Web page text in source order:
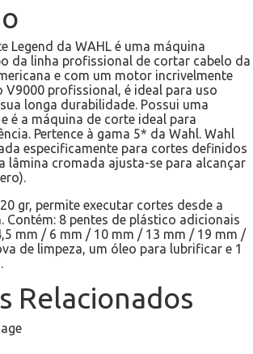
Legend da WAHL é uma máquina
da linha profissional de cortar cabelo da
e com um motor incrivelmente
profissional, é ideal para uso
longa durabilidade. Possui uma
é a máquina de corte ideal para
Pertence à gama 5* da Wahl. Wahl
especificamente para cortes definidos
lâmina cromada ajusta-se para alcançar
gr, permite executar cortes desde a
Contém: 8 pentes de plástico adicionais
mm / 6 mm / 10 mm / 13 mm / 19 mm /
de limpeza, um óleo para lubrificar e 1
Relacionados